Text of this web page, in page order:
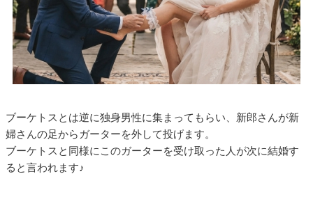
ブーケトスとは逆に独身男性に集まってもらい、新郎さんが新
婦さんの足からガーターを外して投げます。
ブーケトスと同様にこのガーターを受け取った人が次に結婚す
ると言われます♪